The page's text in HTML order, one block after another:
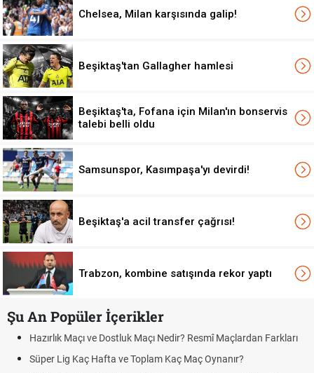
Chelsea, Milan karşısında galip!
Beşiktaş'tan Gallagher hamlesi
Beşiktaş'ta, Fofana için Milan'ın bonservis
talebi belli oldu
Samsunspor, Kasımpaşa'yı devirdi!
Beşiktaş'a acil transfer çağrısı!
Trabzon, kombine satışında rekor yaptı
Şu An Popüler İçerikler
Resmî Maçlardan Farkları
Maç Oynanır?
Puan Durumunda AG, OM ve
Skor Ne Demek? Sporda Skor ve